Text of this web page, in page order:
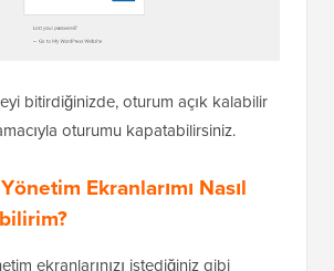
bitirdiğinizde, oturum açık kalabilir
oturumu kapatabilirsiniz.
Ekranlarımı Nasıl
ekranlarınızı istediğiniz gibi